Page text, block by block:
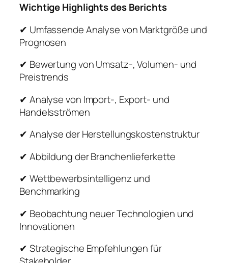
Wichtige Highlights des Berichts
✔ Umfassende Analyse von Marktgröße und
Prognosen
✔ Bewertung von Umsatz-, Volumen- und
Preistrends
✔ Analyse von Import-, Export- und
Handelsströmen
✔ Analyse der Herstellungskostenstruktur
✔ Abbildung der Branchenlieferkette
✔ Wettbewerbsintelligenz und
Benchmarking
✔ Beobachtung neuer Technologien und
Innovationen
✔ Strategische Empfehlungen für